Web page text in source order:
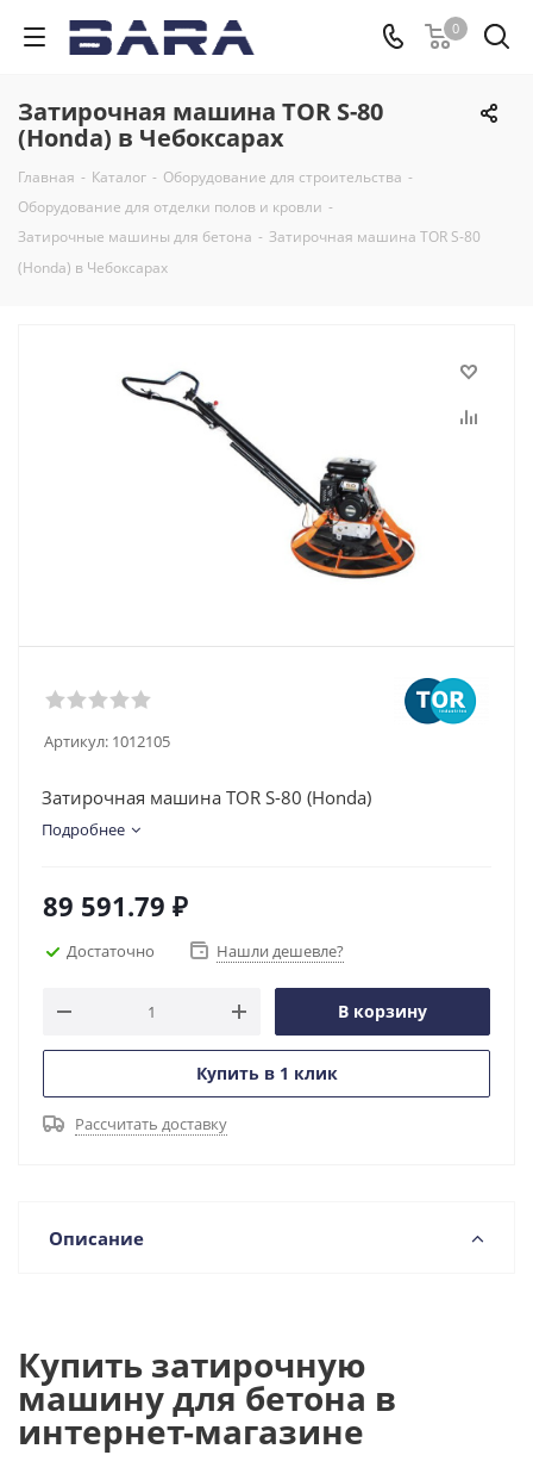
0
Затирочная машина TOR S-80
(Honda) в Чебоксарах
Главная - Каталог - Оборудование для строительства -
Оборудование для отделки полов и кровли -
Затирочные машины для бетона - Затирочная машина TOR S-80
(Honda) в Чебоксарах
Артикул: 1012105
Затирочная машина TOR S-80 (Honda)
Подробнее
89 591.79 ₽
Достаточно Нашли дешевле?
В корзину
Купить в 1 клик
Рассчитать доставку
Описание
Купить затирочную
машину для бетона в
интернет-магазине